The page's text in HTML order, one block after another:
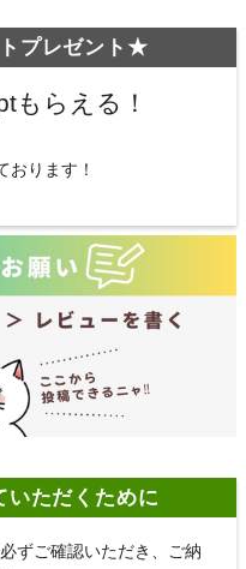
プレゼント★
らえる！
おります！
いただくために
ずご確認いただき、ご納